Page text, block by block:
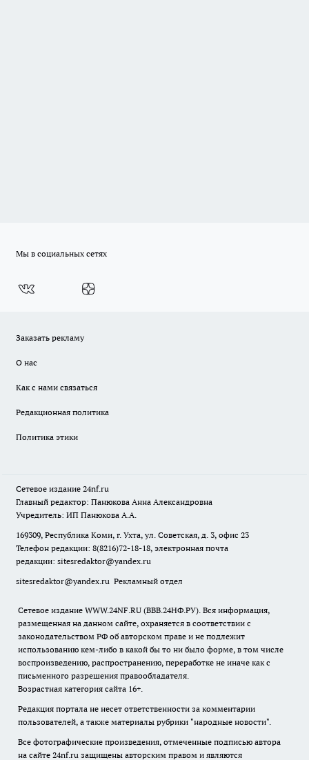
Мы в социальных сетях
Заказать рекламу
О нас
Как с нами связаться
Редакционная политика
Политика этики
Сетевое издание 24nf.ru
Главный редактор: Панюкова Анна Александровна
Учредитель: ИП Панюкова А.А.
169309, Республика Коми, г. Ухта, ул. Советская, д. 3, офис 23
Телефон редакции: 8(8216)72-18-18, электронная почта
редакции: sitesredaktor@yandex.ru
sitesredaktor@yandex.ru Рекламный отдел
Сетевое издание WWW.24NF.RU (ВВВ.24НФ.РУ). Вся информация,
размещенная на данном сайте, охраняется в соответствии с
законодательством РФ об авторском праве и не подлежит
использованию кем-либо в какой бы то ни было форме, в том числе
воспроизведению, распространению, переработке не иначе как с
письменного разрешения правообладателя.
Возрастная категория сайта 16+.
Редакция портала не несет ответственности за комментарии
пользователей, а также материалы рубрики "народные новости".
Все фотографические произведения, отмеченные подписью автора
на сайте 24nf.ru защищены авторским правом и являются